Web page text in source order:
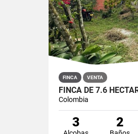
FINCA VENTA
Colombia
3 2